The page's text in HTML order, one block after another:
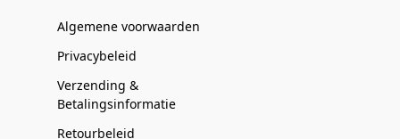
Algemene voorwaarden
Privacybeleid
Verzending &
Betalingsinformatie
Retourbeleid